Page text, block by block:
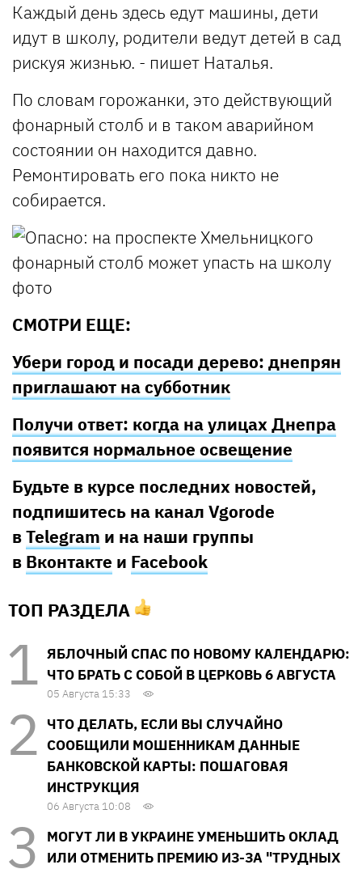
Каждый день здесь едут машины, дети
идут в школу, родители ведут детей в сад
рискуя жизнью. - пишет Наталья.
По словам горожанки, это действующий
фонарный столб и в таком аварийном
состоянии он находится давно.
Ремонтировать его пока никто не
собирается.
СМОТРИ ЕЩЕ:
Убери город и посади дерево: днепрян
приглашают на субботник
Получи ответ: когда на улицах Днепра
появится нормальное освещение
Будьте в курсе последних новостей,
подпишитесь на канал Vgorode
вTelegram и на наши группы
в Вконтакте и Facebook
ТОП РАЗДЕЛА
ЯБЛОЧНЫЙ СПАС ПО НОВОМУ КАЛЕНДАРЮ:
ЧТО БРАТЬ С СОБОЙ В ЦЕРКОВЬ 6 АВГУСТА
05 Августа 15:33
ЧТО ДЕЛАТЬ, ЕСЛИ ВЫ СЛУЧАЙНО
СООБЩИЛИ МОШЕННИКАМ ДАННЫЕ
БАНКОВСКОЙ КАРТЫ: ПОШАГОВАЯ
ИНСТРУКЦИЯ
06 Августа 10:08
МОГУТ ЛИ В УКРАИНЕ УМЕНЬШИТЬ ОКЛАД
ИЛИ ОТМЕНИТЬ ПРЕМИЮ ИЗ-ЗА "ТРУДНЫХ